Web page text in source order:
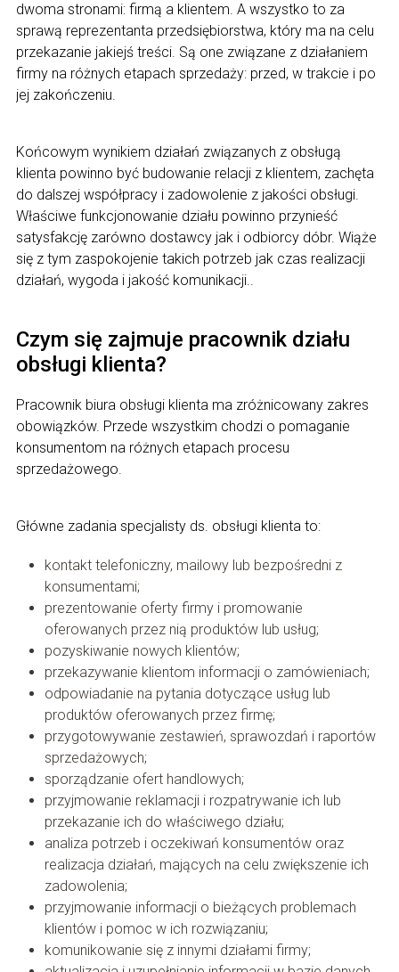
dwoma stronami: firmą a klientem. A wszystko to za
sprawą reprezentanta przedsiębiorstwa, który ma na celu
przekazanie jakiejś treści. Są one związane z działaniem
firmy na różnych etapach sprzedaży: przed, w trakcie i po
jej zakończeniu.
Końcowym wynikiem działań związanych z obsługą
klienta powinno być budowanie relacji z klientem, zachęta
do dalszej współpracy i zadowolenie z jakości obsługi.
Właściwe funkcjonowanie działu powinno przynieść
satysfakcję zarówno dostawcy jak i odbiorcy dóbr. Wiąże
się z tym zaspokojenie takich potrzeb jak czas realizacji
działań, wygoda i jakość komunikacji..
Czym się zajmuje pracownik działu
obsługi klienta?
Pracownik biura obsługi klienta ma zróżnicowany zakres
obowiązków. Przede wszystkim chodzi o pomaganie
konsumentom na różnych etapach procesu
sprzedażowego.
Główne zadania specjalisty ds. obsługi klienta to:
kontakt telefoniczny, mailowy lub bezpośredni z
konsumentami;
prezentowanie oferty firmy i promowanie
oferowanych przez nią produktów lub usług;
pozyskiwanie nowych klientów;
przekazywanie klientom informacji o zamówieniach;
odpowiadanie na pytania dotyczące usług lub
produktów oferowanych przez firmę;
przygotowywanie zestawień, sprawozdań i raportów
sprzedażowych;
sporządzanie ofert handlowych;
przyjmowanie reklamacji i rozpatrywanie ich lub
przekazanie ich do właściwego działu;
analiza potrzeb i oczekiwań konsumentów oraz
realizacja działań, mających na celu zwiększenie ich
zadowolenia;
przyjmowanie informacji o bieżących problemach
klientów i pomoc w ich rozwiązaniu;
komunikowanie się z innymi działami firmy;